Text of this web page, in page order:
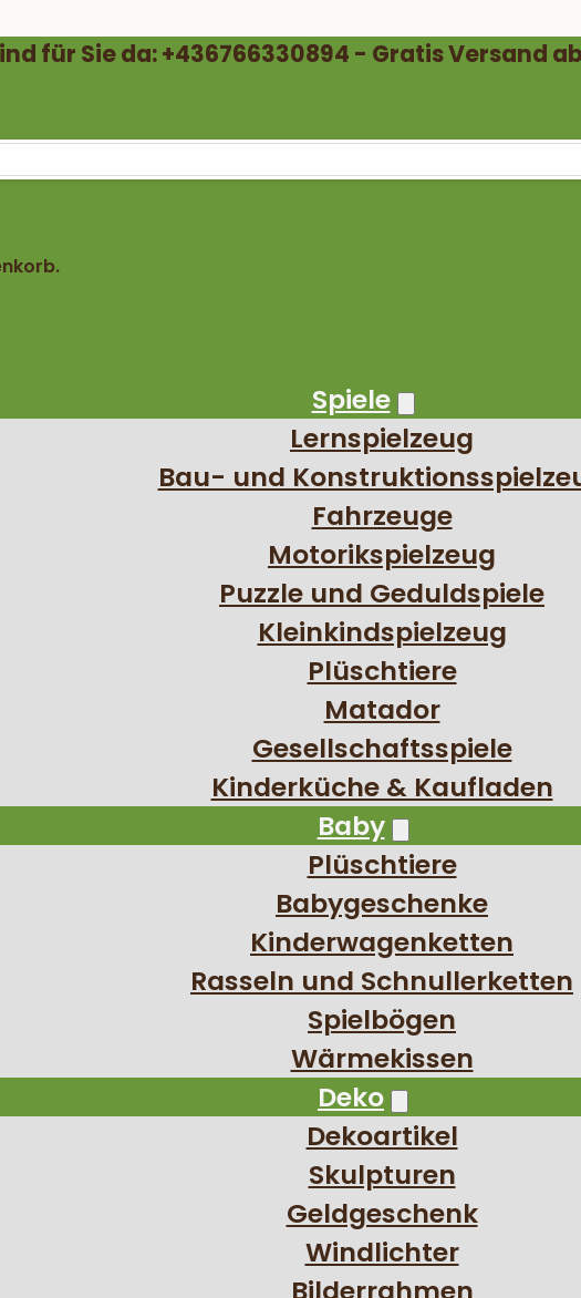
für Sie da: +436766330894 - Gratis Versand
Spiele
Lernspielzeug
Bau- und
Fahrzeuge
Motorikspielzeug
Puzzle und Geduldspiele
Kleinkindspielzeug
Plüschtiere
Matador
Gesellschaftsspiele
Kinderküche & Kaufladen
Baby
Plüschtiere
Babygeschenke
Kinderwagenketten
Rasseln und Schnullerketten
Spielbögen
Wärmekissen
Deko
Dekoartikel
Skulpturen
Geldgeschenk
Windlichter
Bilderrahmen